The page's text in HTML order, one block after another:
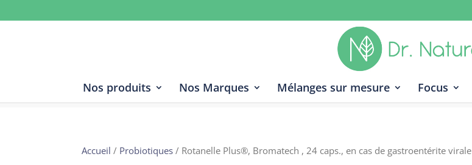
Nos produits Nos Marques Mélanges sur mesure Focus
Accueil / Probiotiques / Rotanelle Plus®, Bromatech , 24 caps., en cas de gastroentérite virale